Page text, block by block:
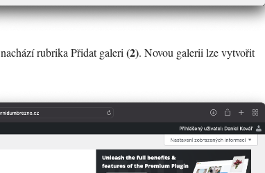
nachází rubrika Přidat galeri(2). Novou galerii lze vytvořit